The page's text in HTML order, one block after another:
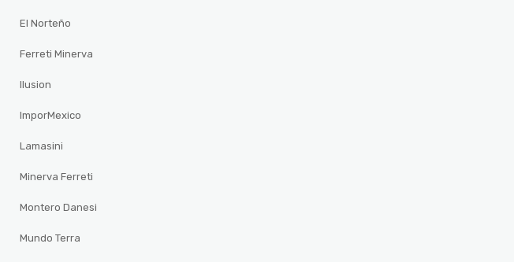
El Norteño
Ferreti Minerva
Ilusion
ImporMexico
Lamasini
Minerva Ferreti
Montero Danesi
Mundo Terra